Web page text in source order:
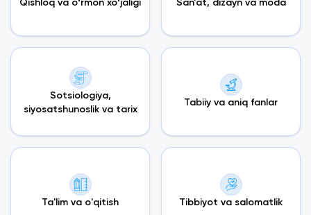
Qishloq va oʻrmon xoʻjaligi San'at, dizayn va moda
Sotsiologiya,
siyosatshunoslik va tarix
Tabiiy va aniq fanlar
Ta'lim va o'qitish Tibbiyot va salomatlik